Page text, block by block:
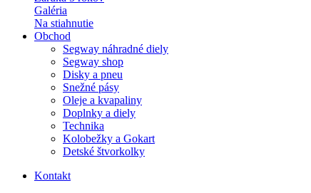
Galéria
Na stiahnutie
Obchod
Segway náhradné diely
Segway shop
Disky a pneu
Snežné pásy
Oleje a kvapaliny
Doplnky a diely
Technika
Kolobežky a Gokart
Detské štvorkolky
Kontakt